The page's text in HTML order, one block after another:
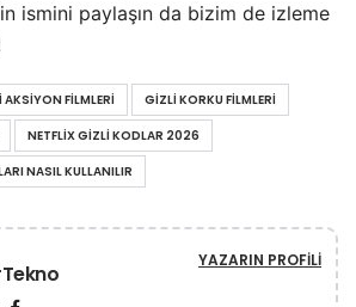
ismini paylaşın da bizim de izleme
AKSIYON FILMLERI
GIZLI KORKU FILMLERI
NETFLIX GIZLI KODLAR 2026
NASIL KULLANILIR
YAZARIN PROFILI